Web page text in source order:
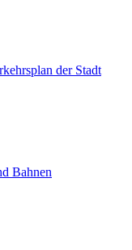
der Stadt
Bahnen